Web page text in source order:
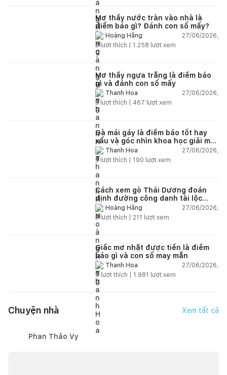
Mơ thấy nước tràn vào nhà là
điềm báo gì? Đánh con số mấy?
Hoàng Hằng
27/06/2026,
3lượt thích | 1.258 lượt xem
Mơ thấy ngựa trắng là điềm báo
gì và đánh con số mấy
Thanh Hoa
27/06/2026,
3lượt thích | 467 lượt xem
Gà mái gáy là điềm báo tốt hay
xấu và góc nhìn khoa học giải mã
chi tiết
Thanh Hoa
27/06/2026,
3lượt thích | 190 lượt xem
Cách xem gò Thái Dương đoán
định đường công danh tài lộc
theo nhân tướng học
Hoàng Hằng
27/06/2026,
3lượt thích | 211 lượt xem
Giấc mơ nhặt được tiền là điềm
báo gì và con số may mắn
Thanh Hoa
27/06/2026,
6 lượt thích | 1.981 lượt xem
Chuyện nhà Xem tất cả
Phan Thảo Vy